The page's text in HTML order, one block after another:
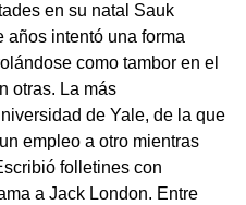
en su natal Sauk
años intentó una forma
como tambor en el
otras. La más
de Yale, de la que
empleo a otro mientras
folletines con
a Jack London. Entre